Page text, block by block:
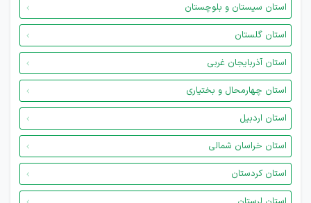
استان سیستان و بلوچستان
استان گلستان
استان آذربایجان غربی
استان چهارمحال و بختیاری
استان اردبیل
استان خراسان شمالی
استان کردستان